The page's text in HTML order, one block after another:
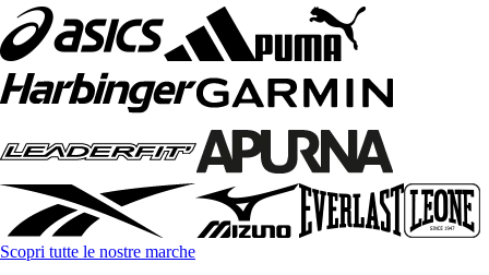
Scopri tutte le nostre marche